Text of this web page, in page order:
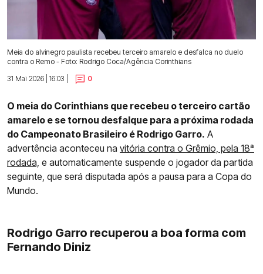
Meia do alvinegro paulista recebeu terceiro amarelo e desfalca no duelo
contra o Remo - Foto: Rodrigo Coca/Agência Corinthians
31 Mai 2026 | 16:03 |
0
O meia do Corinthians que recebeu o terceiro cartão
amarelo e se tornou desfalque para a próxima rodada
do Campeonato Brasileiro é Rodrigo Garro. A
advertência aconteceu na vitória contra o Grêmio, pela 18ª
rodada, e automaticamente suspende o jogador da partida
seguinte, que será disputada após a pausa para a Copa do
Mundo.
Rodrigo Garro recuperou a boa forma com
Fernando Diniz